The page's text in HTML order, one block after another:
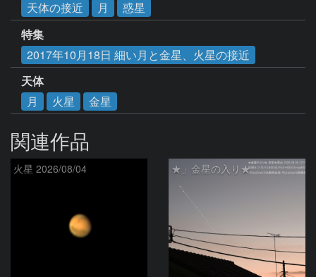
天体の接近
月
惑星
特集
2017年10月18日 細い月と金星、火星の接近
天体
月
火星 金星
関連作品
火星 2026/08/04 ★」金星の入り★